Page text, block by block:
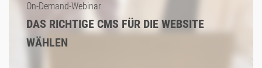
On-Demand-Webinar
DAS RICHTIGE CMS FÜR DIE WEBSITE
WÄHLEN